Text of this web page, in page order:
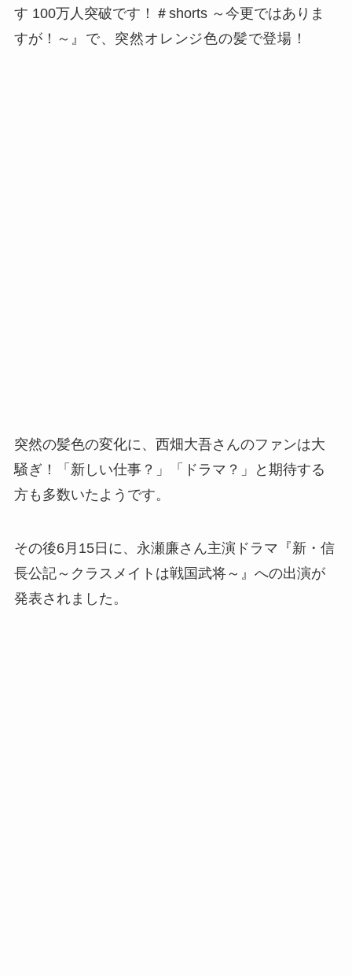
す 100万人突破です！＃shorts ～今更ではありま
すが！～ 』で、 突然オレンジ色の髪で登場！
突然の髪色の変化に、西畑大吾さんのファンは大
騒ぎ！「新しい仕事？」「ドラマ？」と期待する
方も多数いたようです。
その後6月15日に、永瀬廉さん主演ドラマ 『新・信
長公記～クラスメイトは戦国武将～』への出演が
発表されました。